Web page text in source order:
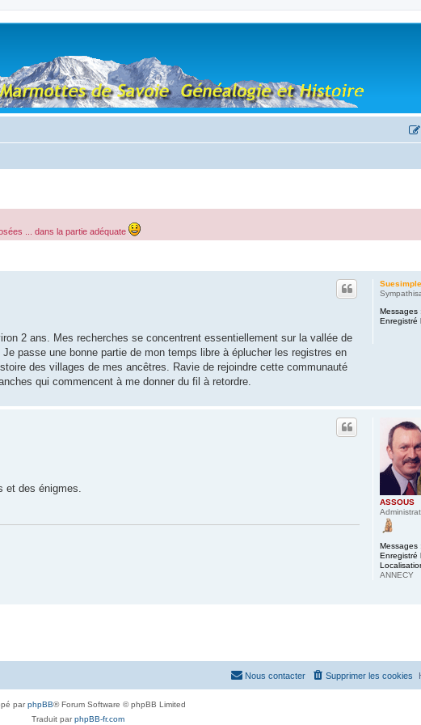
... dans la partie adéquate
Suesimple
Messages :
Enregistré
2 ans. Mes recherches se concentrent essentiellement sur la vallée de
passe une bonne partie de mon temps libre à éplucher les registres en
des villages de mes ancêtres. Ravie de rejoindre cette communauté
qui commencent à me donner du fil à retordre.
ASSOUS
Messages :
Enregistré
ANNECY
des énigmes.
Supprimer les cookies
Nous contacter
parphpBB® Forum Software © phpBB Limited
Traduit parphpBB-fr.com